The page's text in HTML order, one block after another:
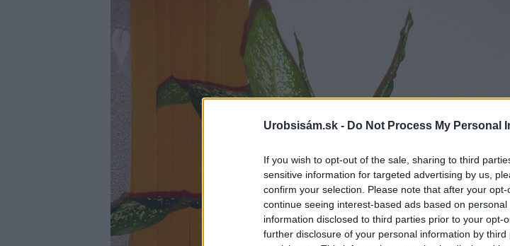
Urobsisám.sk - Do Not Process My Personal
If you wish to opt-out of the sale, sharing to third
sensitive information for targeted advertising by us,
confirm your selection. Please note that after your
continue seeing interest-based ads based on
information disclosed to third parties prior to your opt-
further disclosure of your personal information by third